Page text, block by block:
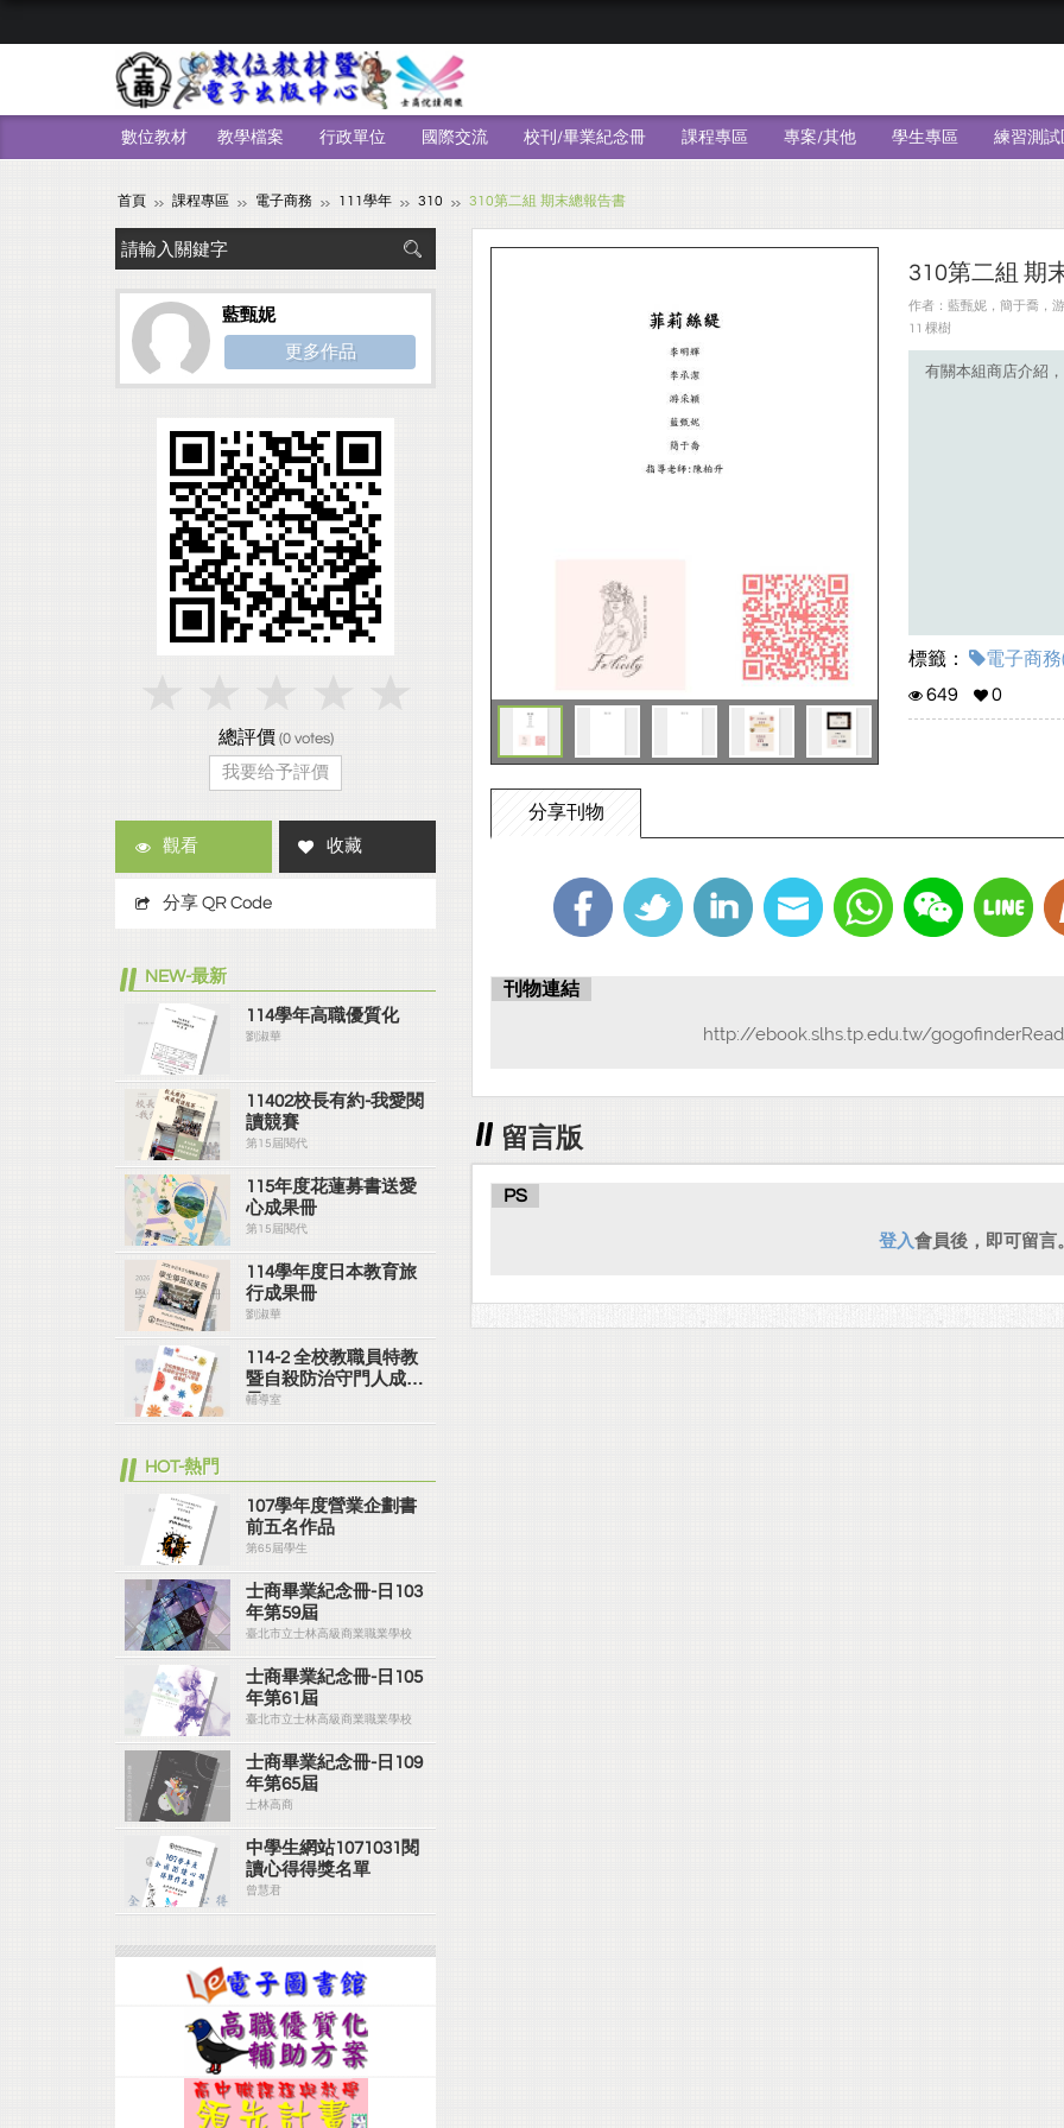
數位教材 教學檔案 行政單位 國際交流 校刊/畢業紀念冊 課程專區 專案/其他 學生專區 練習測試
首頁 課程專區 電子商務 111學年 310 310第二組 期末總報告書
310第二組 期
作者：藍甄妮，簡于喬，
11 棵樹
有關本組商店介紹
標籤：
電子商務
649
0
分享刊物
刊物連結
http://ebook.slhs.tp.edu.tw/
留言版
PS
登入會員後，即可留言
藍甄妮
更多作品
總評價 (0votes)
我要给予評價
觀看 收藏
分享 QR Code
NEW-最新
114學年高職優質化
劉淑華
11402校長有約-我愛閱
讀競賽
第15屆閱代
115年度花蓮募書送愛
心成果冊
第15屆閱代
114學年度日本教育旅
行成果冊
劉淑華
114-2 全校教職員特教
暨自殺防治守門人成果
冊
輔導室
HOT-熱門
107學年度營業企劃書
前五名作品
第65屆學生
士商畢業紀念冊-日103
年第59屆
臺北市立士林高級商業職業學校
士商畢業紀念冊-日105
年第61屆
臺北市立士林高級商業職業學校
士商畢業紀念冊-日109
年第65屆
士林高商
中學生網站1071031閱
讀心得得獎名單
曾慧君